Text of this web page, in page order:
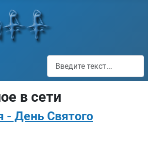
Поиск
в сети
- День Святого